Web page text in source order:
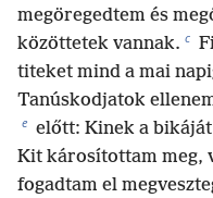
megöregedtem és
közöttetek vannak. c
titeket mind a mai
Tanúskodjatok
e előtt: Kinek a
Kit károsítottam meg,
fogadtam el